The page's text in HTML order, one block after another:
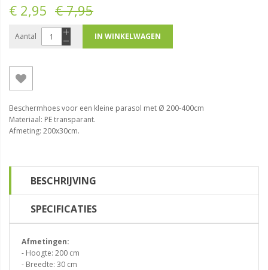
€ 2,95 € 7,95
Aantal IN WINKELWAGEN
Beschermhoes voor een kleine parasol met Ø 200-400cm
Materiaal: PE transparant.
Afmeting: 200x30cm.
BESCHRIJVING
SPECIFICATIES
Afmetingen:
- Hoogte: 200 cm
- Breedte: 30 cm